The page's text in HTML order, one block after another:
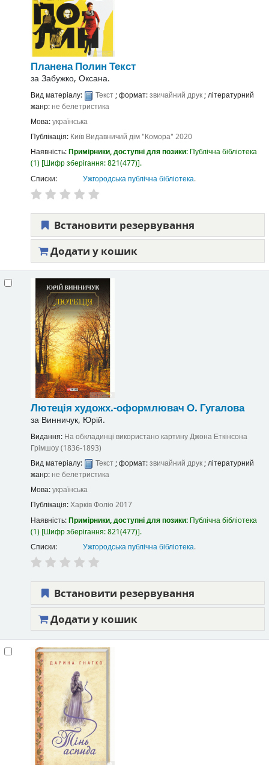
Планена Полин Текст
заЗабужко, Оксана.
Вид матеріалу: Текст; формат:звичайний друк; літературний
жанр:не белетристика
Мова:українська
Публікація: Київ Видавничий дім "Комора" 2020
Наявність:Примірники, доступні для позики: Публічна бібліотека
(1) Шифр зберігання:821(477) .
Списки:
Ужгородська публічна бібліотека.
Встановити резервування
Додати у кошик
Лютеція художх.-оформлювач О. Гугалова
за Винничук, Юрій.
Видання: На обкладинці використано картину Джона Еткінсона
Грімшоу (1836-1893)
Вид матеріалу:
Текст; формат:звичайний друк; літературний
жанр: не белетристика
Мова:українська
Публікація:ХарківФоліо 2017
Наявність:Примірники, доступні для позики: Публічна бібліотека
(1) Шифр зберігання:821(477) .
Списки:
Ужгородська публічна бібліотека.
Встановити резервування
Додати у кошик